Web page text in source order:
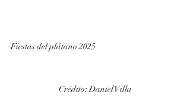
Fiestas del plátano 2025
Crédito: Daniel Villa